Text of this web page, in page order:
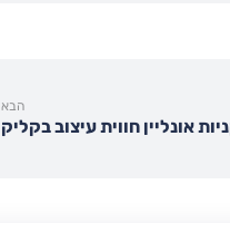
הבא
אונליין חווית עיצוב בקליק